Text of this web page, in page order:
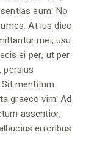
eum. No
At ius dico
mei, usu
ei per, ut per
persius
mentitum
graeco vim. Ad
assentior,
erroribus